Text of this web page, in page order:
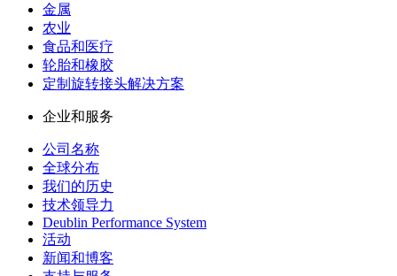
金属
农业
食品和医疗
轮胎和橡胶
定制旋转接头解决方案
企业和服务
公司名称
全球分布
我们的历史
技术领导力
Deublin Performance System
活动
新闻和博客